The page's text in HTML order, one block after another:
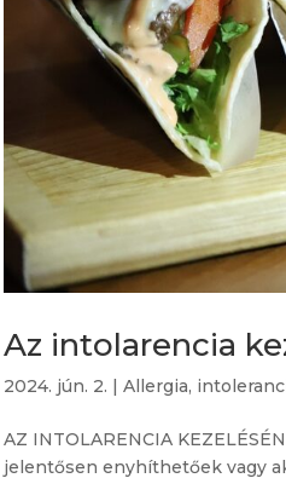
Az intolarencia
2024. jún. 2. |Allergia,
AZ INTOLARENCIA
jelentősen enyhíthetőek vagy